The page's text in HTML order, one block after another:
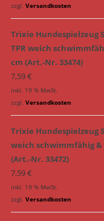
zzgl. Versandkosten
Trixie Hundespielzeug
TPR weich
cm (Art.-Nr. 33474)
7,59€
inkl. 19 % MwSt.
zzgl. Versandkosten
Trixie Hundespielzeug
weich schwimmfähig &
(Art.-Nr. 33472)
7,59€
inkl. 19 % MwSt.
zzgl. Versandkosten